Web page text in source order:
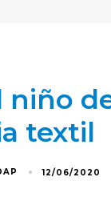
niño
textil
12/06/2020